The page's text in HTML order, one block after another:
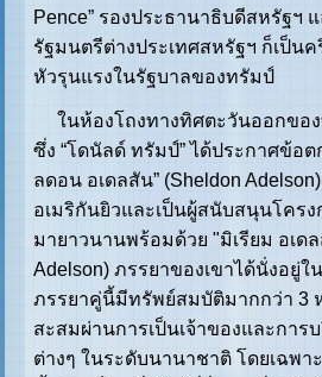
Pence” รองประธานาธิบดีสหรัฐฯ แ
รัฐมนตรีต่างประเทศสหรัฐฯ ก็เป็น
หัวรุนแรงในรัฐบาลของทรัมป์
ในห้องโถงทางทิศตะวันออกของ
ซึ่ง “โดนัลด์ ทรัมป์” ได้ประกาศข้อต
ลดอน อเดลสัน” (Sheldon
อเมริกันยิวและเป็นผู้สนับสนุนโคร
มายาวนานพร้อมด้วย "มิเรียม อเด
Adelson) ภรรยาของเขาได้นั่งอยู่
ภรรยาคู่นี้มีทรัพย์สมบัติมากกว่า 3
สะสมผ่านการเป็นเจ้าของและกา
ต่างๆ ในระดับนานาชาติ โดยเฉพา